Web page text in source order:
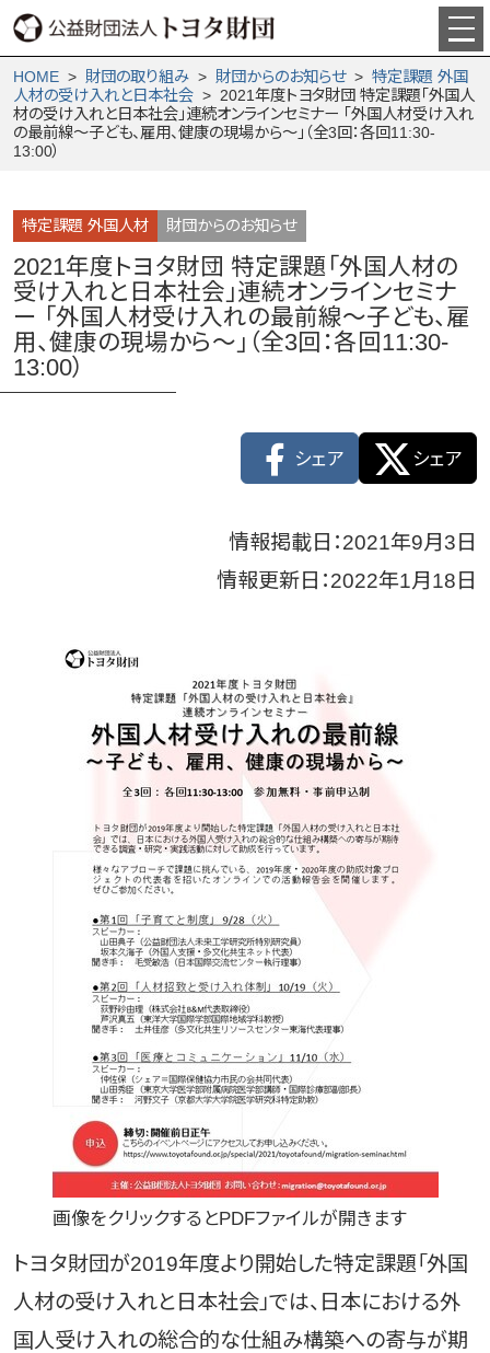
HOME> 財団の取り組み> 財団からの­お知らせ> 特定課題 外国
人材の受け入れと日本社会> 2021年度トヨタ財団 特定課題「外国人
材の受け入れと日本社会」連続オンラインセミナー 「外国人材受け入れ
の最前線～子ども、雇用、健康の現場から～」（全3回：各回11:30-
13:00）
特定課題 外国人材 財団からのお知らせ
2021年度トヨタ財団 特定課題「外国人材の
受け入れと日本社会」連続オンラインセミナ
ー 「外国人材受け入れの最前線～子ども、雇
用、健康の現場から～」（全3回：各回11:30-
13:00）
シェア シェア
情報掲載日：2021年9月3日
情報更新日：2022年1月18日
画像をクリックするとPDFファイルが開きます
トヨタ財団が2019年度より開始した特定課題「外国
人材の受け入れと日本社会」では、日本における外
国人受け入れの総合的な仕組み構築への寄与が期